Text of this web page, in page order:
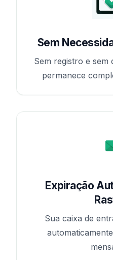
Sem
Sem registro e sem
permanece
Expiração
Sua caixa de